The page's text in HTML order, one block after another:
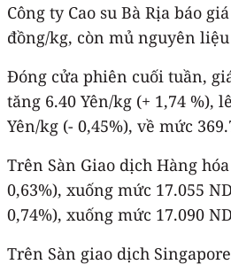
Công ty Cao su Bà Rịa báo
đồng/kg, còn mủ nguyên
Đóng cửa phiên cuối tuần,
tăng 6.40 Yên/kg (+ 1,74 %),
Yên/kg (- 0,45%), về mức
Trên Sàn Giao dịch Hàng
0,63%), xuống mức 17.055
0,74%), xuống mức 17.090
Trên Sàn giao dịch